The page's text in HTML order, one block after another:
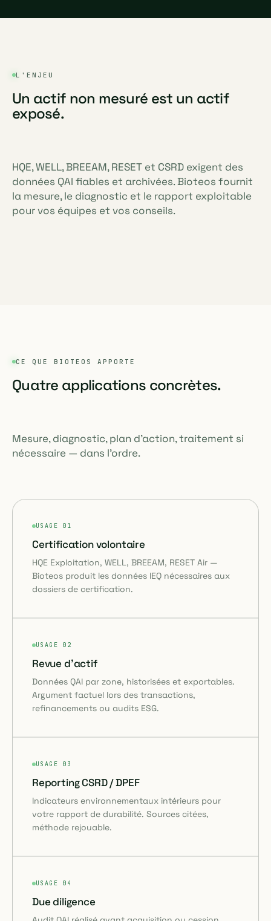
L'ENJEU
Un actif non mesuré est un actif
exposé.
HQE, WELL, BREEAM, RESET et CSRD exigent des
données QAI fiables et archivées. Bioteos fournit
la mesure, le diagnostic et le rapport exploitable
pour vos équipes et vos conseils.
CE QUE BIOTEOS APPORTE
Quatre applications concrètes.
Mesure, diagnostic, plan d'action, traitement si
nécessaire — dans l'ordre.
USAGE 01
Certification volontaire
HQE Exploitation, WELL, BREEAM, RESET Air —
Bioteos produit les données IEQ nécessaires aux
dossiers de certification.
USAGE 02
Revue d'actif
Données QAI par zone, historisées et exportables.
Argument factuel lors des transactions,
refinancements ou audits ESG.
USAGE 03
Reporting CSRD / DPEF
Indicateurs environnementaux intérieurs pour
votre rapport de durabilité. Sources citées,
méthode rejouable.
USAGE 04
Due diligence